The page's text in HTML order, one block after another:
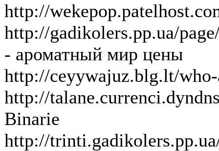
http://
http://gadikolers.pp.ua/
- ароматный мир цены
http://ceyywajuz.blg.lt/
http://
Binarie
http://